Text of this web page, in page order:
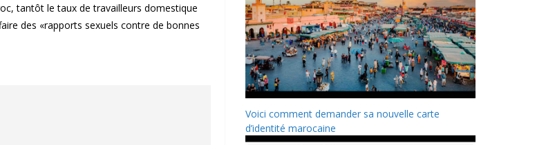
tantôt le taux de travailleurs domestique
des «rapports sexuels contre de bonnes
Voici comment demander sa nouvelle carte
d’identité marocaine